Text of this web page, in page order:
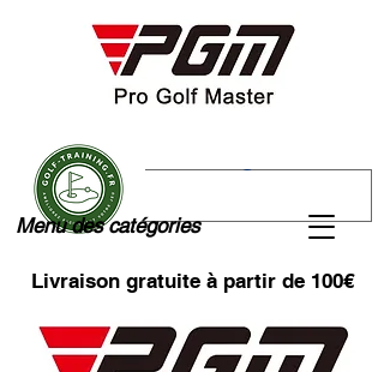
Menu des catégories
Livraison gratuite à partir de 100€